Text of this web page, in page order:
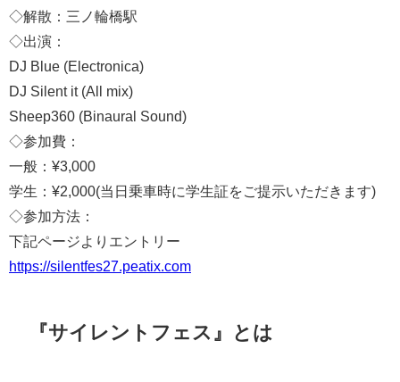
◇解散：三ノ輪橋駅
◇出演：
DJ Blue (Electronica)
DJ Silent it (All mix)
Sheep360 (Binaural Sound)
◇参加費：
一般：¥3,000
学生：¥2,000(当日乗車時に学生証をご提示いただきます)
◇参加方法：
下記ページよりエントリー
https://silentfes27.peatix.com
『サイレントフェス』とは